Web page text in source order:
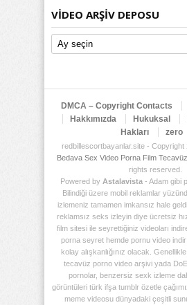
VIDEO ARŞIV DEPOSU
Video
Arşiv
DMCA – Copyright Contacts
Hakkımızda
Hukuksal
Hakları
zero
redbillescortbayanlar.site - Copyright
Bedava Sex Video Porna Film
rights reserved.
Powered by Astalavista- Adam gibi
Bilindiği üzere mobil reklamlar
izlemeniz tamamen imkansız hale
reklamsız seks izleyin diye ücretsiz
film sitesi ile seyrettiğiniz videoları
porna seyret hemde pornu video
kolay alışkanlığınız olacak.
tecavüz porno video arşivi yada
pornolar, benzersiz sexk izleme
görüntüleri türk ifşa tumblr özetle
meme videosu dünyadaki çeşitli